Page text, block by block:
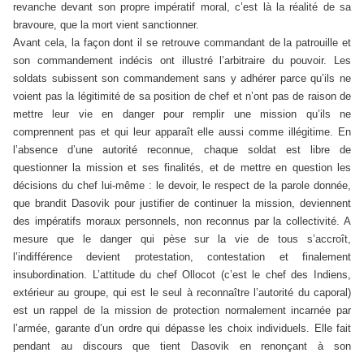
revanche devant son propre impératif moral, c’est là la réalité de sa
bravoure, que la mort vient sanctionner.
Avant cela, la façon dont il se retrouve commandant de la patrouille et
son commandement indécis ont illustré l’arbitraire du pouvoir. Les
soldats subissent son commandement sans y adhérer parce qu’ils ne
voient pas la légitimité de sa position de chef et n’ont pas de raison de
mettre leur vie en danger pour remplir une mission qu’ils ne
comprennent pas et qui leur apparaît elle aussi comme illégitime. En
l’absence d’une autorité reconnue, chaque soldat est libre de
questionner la mission et ses finalités, et de mettre en question les
décisions du chef lui-même : le devoir, le respect de la parole donnée,
que brandit Dasovik pour justifier de continuer la mission, deviennent
des impératifs moraux personnels, non reconnus par la collectivité. A
mesure que le danger qui pèse sur la vie de tous s’accroît,
l’indifférence devient protestation, contestation et finalement
insubordination. L’attitude du chef Ollocot (c’est le chef des Indiens,
extérieur au groupe, qui est le seul à reconnaître l’autorité du caporal)
est un rappel de la mission de protection normalement incarnée par
l’armée, garante d’un ordre qui dépasse les choix individuels. Elle fait
pendant au discours que tient Dasovik en renonçant à son